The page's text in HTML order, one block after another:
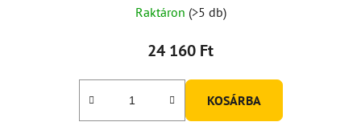
Raktáron (>5 db)
24 160 Ft
KOSÁRBA